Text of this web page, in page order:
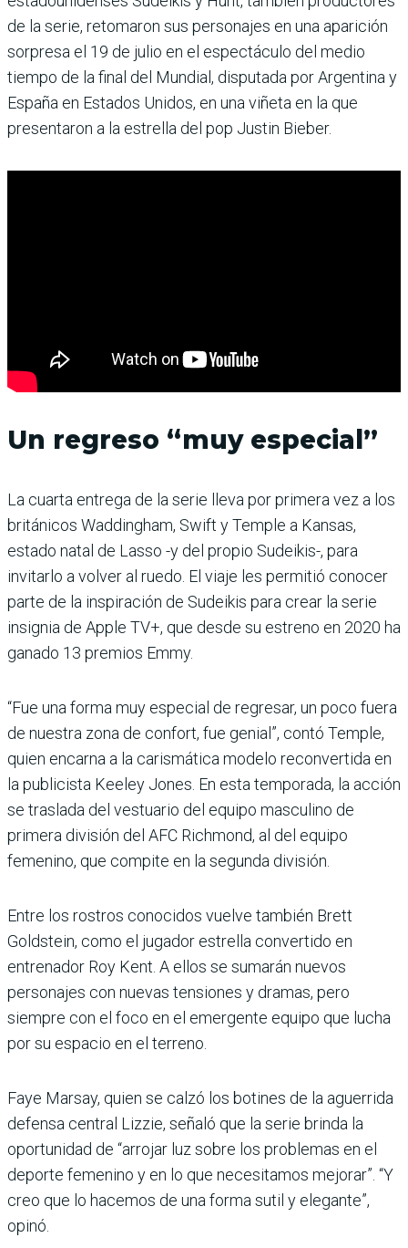
de la serie, retomaron sus personajes en una aparición
sorpresa el 19 de julio en el espectáculo del medio
tiempo de la final del Mundial, disputada por Argentina y
España en Estados Unidos, en una viñeta en la que
presentaron a la estrella del pop Justin Bieber.
Un regreso “muy especial”
La cuarta entrega de la serie lleva por primera vez a los
británicos Waddingham, Swift y Temple a Kansas,
estado natal de Lasso -y del propio Sudeikis-, para
invitarlo a volver al ruedo. El viaje les permitió conocer
parte de la inspiración de Sudeikis para crear la serie
insignia de Apple TV+, que desde su estreno en 2020 ha
ganado 13 premios Emmy.
“Fue una forma muy especial de regresar, un poco fuera
de nuestra zona de confort, fue genial”, contó Temple,
quien encarna a la carismática modelo reconvertida en
la publicista Keeley Jones. En esta temporada, la acción
se traslada del vestuario del equipo masculino de
primera división del AFC Richmond, al del equipo
femenino, que compite en la segunda división.
Entre los rostros conocidos vuelve también Brett
Goldstein, como el jugador estrella convertido en
entrenador Roy Kent. A ellos se sumarán nuevos
personajes con nuevas tensiones y dramas, pero
siempre con el foco en el emergente equipo que lucha
por su espacio en el terreno.
Faye Marsay, quien se calzó los botines de la aguerrida
defensa central Lizzie, señaló que la serie brinda la
oportunidad de “arrojar luz sobre los problemas en el
deporte femenino y en lo que necesitamos mejorar”. “Y
creo que lo hacemos de una forma sutil y elegante”,
opinó.